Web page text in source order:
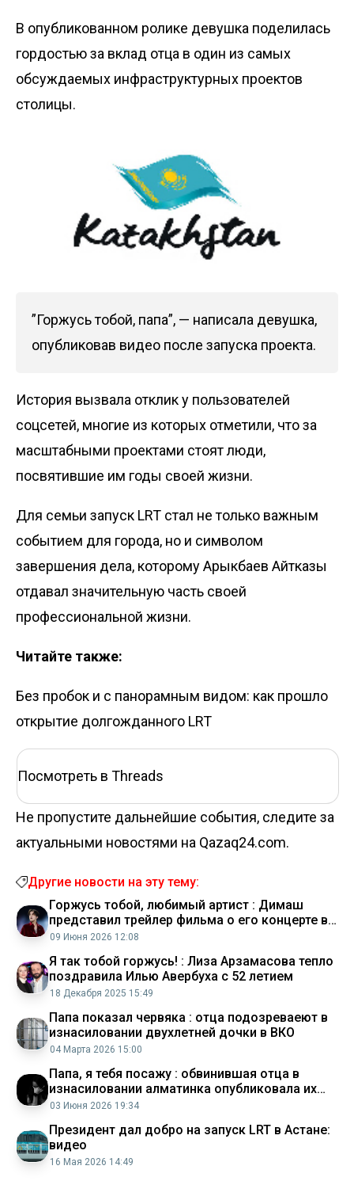
В опубликованном ролике девушка поделилась
гордостью за вклад отца в один из самых
обсуждаемых инфраструктурных проектов
столицы.
”Горжусь тобой, папа”, — написала девушка,
опубликовав видео после запуска проекта.
История вызвала отклик у пользователей
соцсетей, многие из которых отметили, что за
масштабными проектами стоят люди,
посвятившие им годы своей жизни.
Для семьи запуск LRT стал не только важным
событием для города, но и символом
завершения дела, которому Арыкбаев Айтказы
отдавал значительную часть своей
профессиональной жизни.
Читайте также:
Без пробок и с панорамным видом: как прошло
открытие долгожданного LRT
Посмотреть в Threads
Не пропустите дальнейшие события, следите за
актуальными новостями на Qazaq24.com.
Другие новости на эту тему:
Горжусь тобой, любимый артист : Димаш
представил трейлер фильма о его концерте в
США
09 Июня 2026 12:08
Я так тобой горжусь! : Лиза Арзамасова тепло
поздравила Илью Авербуха с 52 летием
18 Декабря 2025 15:49
Папа показал червяка : отца подозреваеют в
изнасиловании двухлетней дочки в ВКО
04 Марта 2026 15:00
Папа, я тебя посажу : обвинившая отца в
изнасиловании алматинка опубликовала их
разговор
03 Июня 2026 19:34
Президент дал добро на запуск LRT в Астане:
видео
16 Мая 2026 14:49